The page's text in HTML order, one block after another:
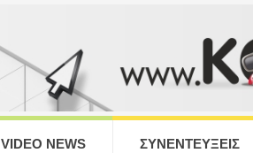
VIDEO NEWS ΣΥΝΕΝΤΕΥΞΕΙΣ